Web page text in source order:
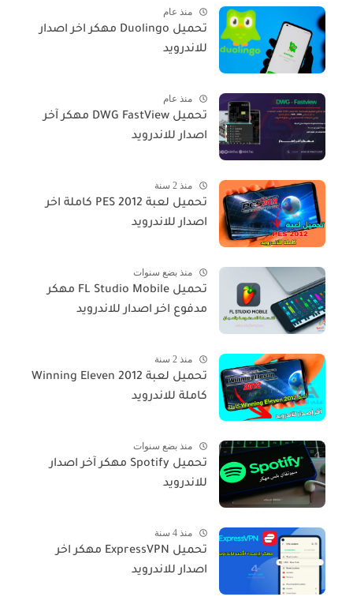
منذ عام
تحميل Duolingo مهكر اخر اصدار
للاندرويد
منذ عام
تحميل DWG FastView مهكر آخر
اصدار للاندرويد
منذ 2 سنة
تحميل لعبة PES 2012 كاملة اخر
اصدار للاندرويد
منذ بضع سنوات
تحميل FL Studio Mobile مهكر
مدفوع اخر اصدار للاندرويد
منذ 2 سنة
تحميل لعبة Winning Eleven 2012
كاملة للاندرويد
منذ بضع سنوات
تحميل Spotify مهكر آخر اصدار
للاندرويد
منذ 4 سنة
تحميل ExpressVPN مهكر اخر
اصدار للاندرويد